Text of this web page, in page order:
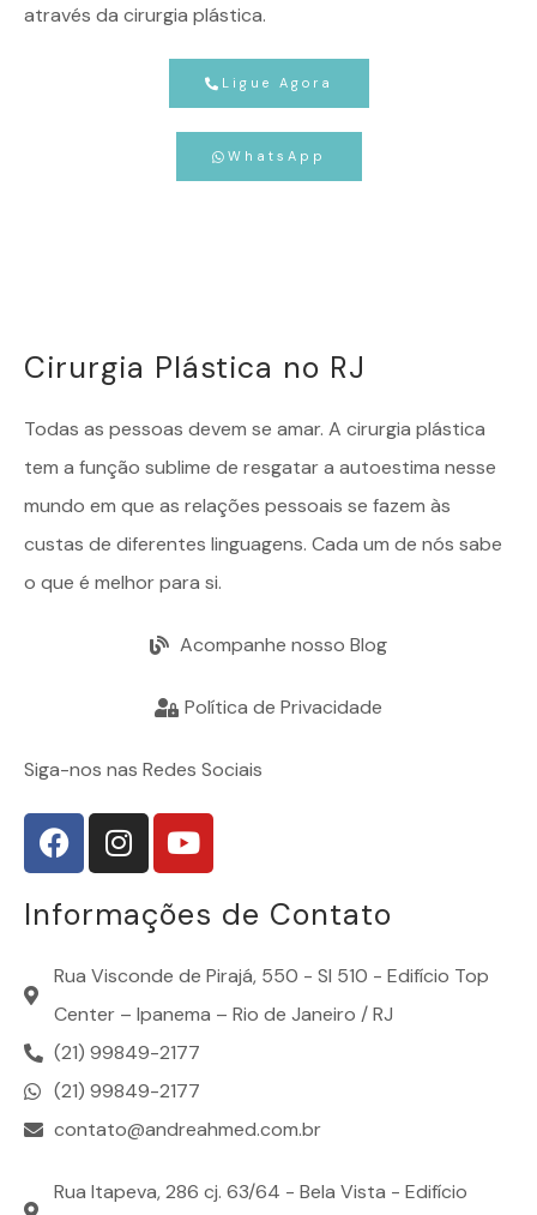
através da cirurgia plástica.
Ligue Agora
WhatsApp
Cirurgia Plástica no RJ
Todas as pessoas devem se amar. A cirurgia plástica
tem a função sublime de resgatar a autoestima nesse
mundo em que as relações pessoais se fazem às
custas de diferentes linguagens. Cada um de nós sabe
o que é melhor para si.
Acompanhe nosso Blog
Política de Privacidade
Siga-nos nas Redes Sociais
Informações de Contato
Rua Visconde de Pirajá, 550 - Sl 510 - Edifício Top
Center – Ipanema – Rio de Janeiro / RJ
(21) 99849-2177
(21) 99849-2177
contato@andreahmed.com.br
Rua Itapeva, 286 cj. 63/64 - Bela Vista - Edifício